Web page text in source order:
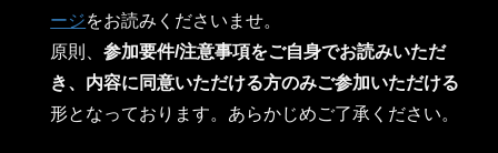
ージをお読みくださいませ。
原則、参加要件/注意事項をご自身でお読みいただ
き、内容に同意いただける方のみご参加いただける
形となっております。あらかじめご了承ください。